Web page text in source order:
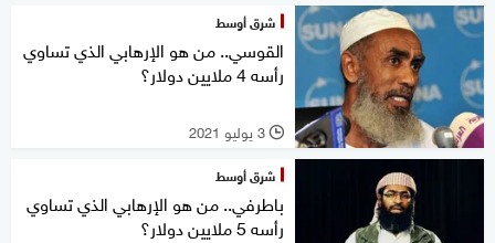
شرق أوسط
القوسي.. من هو الإرهابي الذي تساوي
رأسه 4 ملايين دولار؟
l 3 يوليو 2021
شرق أوسط
باطرفي.. من هو الإرهابي الذي تساوي
رأسه 5 ملايين دولار؟